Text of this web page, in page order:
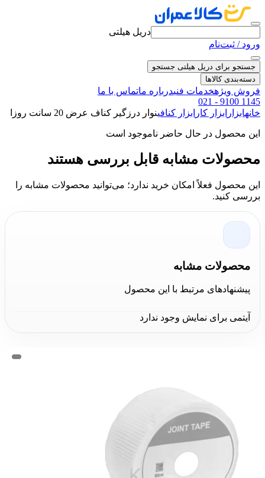
دریل هیلتی
ورود / ثبت‌نام
جستجو برای دریل هیلتی جستجو
دسته‌بندی کالاها
فروش ویژهخدمات فنیدرباره ماتماس با ما
021 - 9100 1145
خانهابزار ابزار کار ابزار کنافینوار درزگیر کناف عرض 20 سانت روزا
این محصول در حال حاضر ناموجود است
محصولات مشابه قابل بررسی هستند
این محصول فعلاً امکان خرید ندارد؛ می‌توانید محصولات مشابه را
بررسی کنید.
محصولات مشابه
پیشنهادهای مرتبط با این محصول
آیتمی برای نمایش وجود ندارد